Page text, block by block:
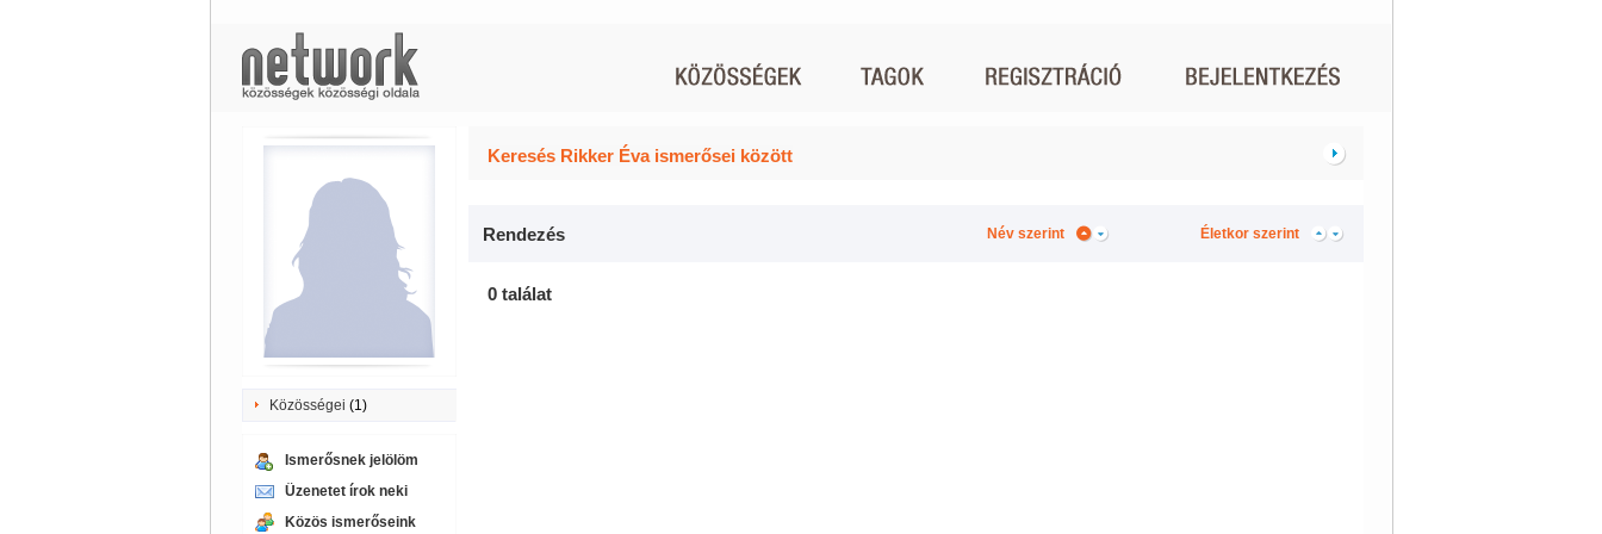
Közösségei (1)
Ismerősnek jelölöm
Üzenetet írok neki
Közös ismerőseink
Keresés Rikker Éva ismerősei között
Rendezés Név szerint Életkor szerint
0 találat